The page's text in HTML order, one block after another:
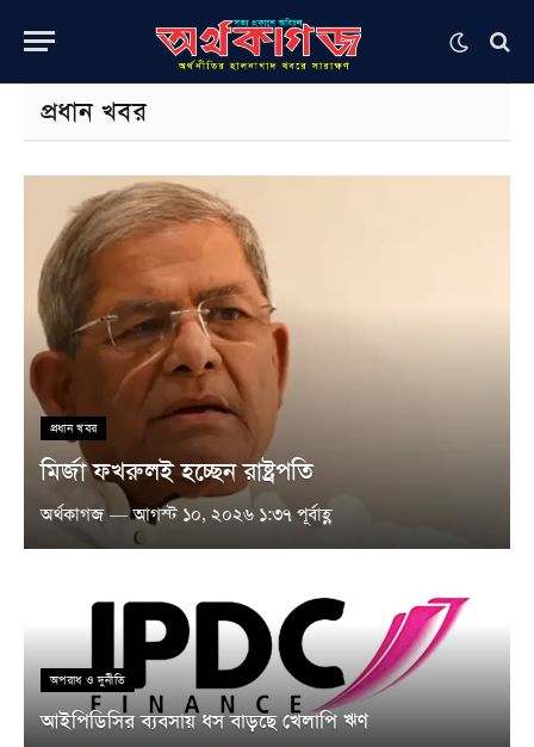
প্রধান খবর
প্রধান খবর
মির্জা ফখরুলই হচ্ছেন রাষ্ট্রপতি
অর্থকাগজ আগস্ট ১০, ২০২৬ ১:৩৭ পূর্বাহ্ণ
অপরাধ ও দুর্নীতি
আইপিডিসির ব্যবসায় ধস বাড়ছে খেলাপি ঋণ